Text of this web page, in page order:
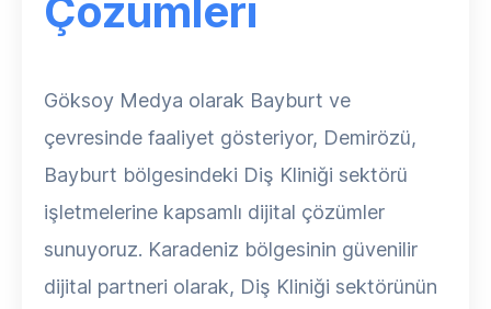
Çözümleri
Göksoy Medya olarak Bayburt ve
çevresinde faaliyet gösteriyor, Demirözü,
Bayburt bölgesindeki Diş Kliniği sektörü
işletmelerine kapsamlı dijital çözümler
sunuyoruz. Karadeniz bölgesinin güvenilir
dijital partneri olarak, Diş Kliniği sektörünün